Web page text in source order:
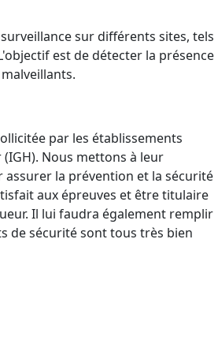
sur différents sites, tels
est de détecter la présence
par les établissements
Nous mettons à leur
la prévention et la sécurité
aux épreuves et être titulaire
Il lui faudra également remplir
de sécurité sont tous très bien